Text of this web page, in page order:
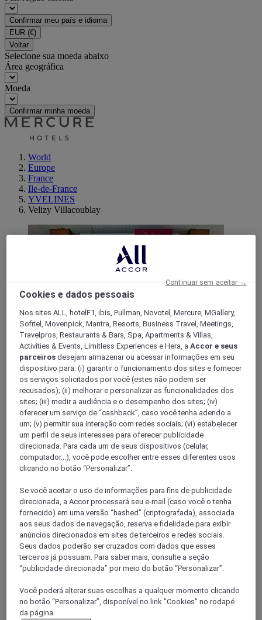
Confirmar meu país e idioma
EUR (€)
Voltar
Selecione sua moeda abaixo
Área geográfica
Moeda
Confirmar minha moeda
World
Europe
France
Ile-de-France
YVELINES
Velizy Villacoublay
VELIZY VILLACOUBLAY, França
Hotel Mercure Paris Velizy
Desfrute de uma estadia num dos nossos amplos quartos de
30 m². Leve sua a família à Floresta de Meudon ou visite
Versalhes e Paris. Prepare-se para fazer algumas
extravagâncias numa das 180 lojas do Centro Comercial
Westfield, situado nas proximidades. De volta ao hotel, relaxe
na nossa piscina coberta aquecida a 32º, termine o dia com
uma das nossas bebidas regionais e depois desfrute dos
3,6/5Rated 3,6 of 5
Cookies e dados pessoais
Nos sites ALL, hotelF1, ibis, Pullman, Novotel, Mercure, MGallery,
Sofitel, Movenpick, Mantra, Resorts, Business Travel, Meetings,
Travelpros, Restaurants & Bars, Spa, Apartments & Villas,
Activities & Events, Limitless Experiences e Hera, aAccor e seus
parceiros desejam armazenar ou acessar informações em seu
dispositivo para: (i) garantir o funcionamento dos sites e fornecer
os serviços solicitados por você (estes não podem ser
recusados); (ii) melhorar e personalizar as funcionalidades dos
sites; (iii) medir a audiência e o desempenho dos sites; (iv)
oferecer um serviço de “cashback”, caso você tenha aderido a
um; (v) permitir sua interação com redes sociais; (vi) estabelecer
um perfil de seus interesses para oferecer publicidade
direcionada. Para cada um de seus dispositivos (celular,
computador...), você pode escolher entre esses diferentes usos
clicando no botão “Personalizar”.
Se você aceitar o uso de informações para fins de publicidade
direcionada, a Accor processará seu e-mail (caso você o tenha
fornecido) em uma versão “hashed” (criptografada), associada
aos seus dados de navegação, reserva e fidelidade para exibir
anúncios direcionados em sites de terceiros e redes sociais.
Seus dados poderão ser cruzados com dados que esses
terceiros já possuam. Para saber mais, consulte a seção
“publicidade direcionada” por meio do botão “Personalizar”.
Você poderá alterar suas escolhas a qualquer momento clicando
no botão “Personalizar”, disponível no link "Cookies" no rodapé
da página.
Continuar sem aceitar →